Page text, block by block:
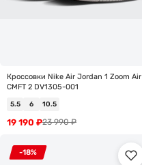
Кроссовки Nike Air Jordan 1 Zoom Air
CMFT 2 DV1305-001
5.5 6 10.5
23 990₽
19 190 ₽
-18%